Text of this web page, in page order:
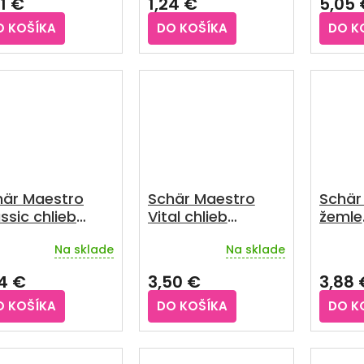
KOŠÍKA DO KOŠÍKA
1000 g
DO
Maestro
chlieb
300 gNa sklade
€
KOŠÍKA
Schär Maestro
Vital chlieb
kysnutý viaczrnný
Na sklade
3,50 €
DO KOŠÍKA
žemle
3,88
DO